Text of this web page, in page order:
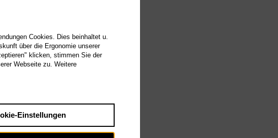
Cookies. Dies beinhaltet u.
über die Ergonomie unserer
klicken, stimmen Sie der
Webseite zu. Weitere
Einstellungen